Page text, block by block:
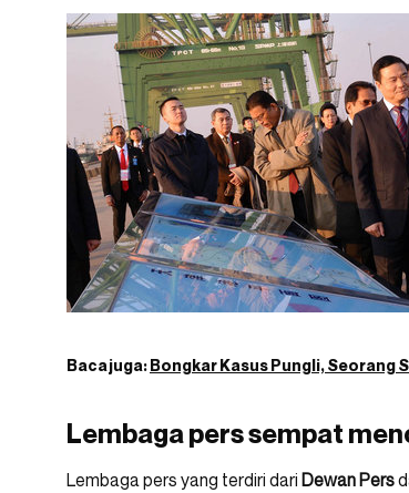
Baca juga:Bongkar Kasus Pungli, Seorang
Lembaga pers sempat
Lembaga pers yang terdiri dari Dewan Pers